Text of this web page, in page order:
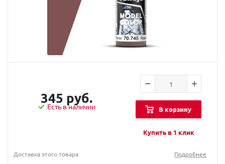
345 руб.
Есть в наличии В корзину
Купить в 1 клик
Доставка этого товара
Подробнее